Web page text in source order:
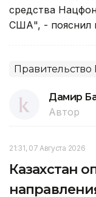
средства
США", - пояснил
Правительство
Дамир
Автор
21:31, 07 Августа 2026
Казахстан